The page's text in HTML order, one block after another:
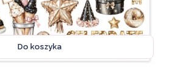
Do koszyka